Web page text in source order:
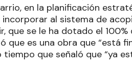
en la planificación
al sistema de
que se le ha dotado el
que es una obra que “está
tiempo que señaló que “ya